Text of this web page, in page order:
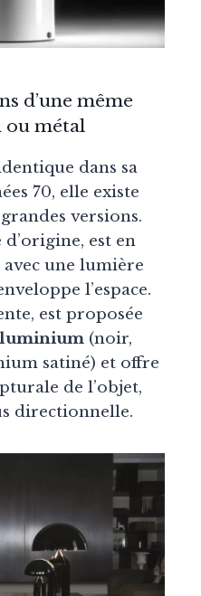
d’une même
ou métal
dans sa
70, elle existe
versions.
est en
avec une lumière
l’espace.
est proposée
(noir,
satiné) et offre
de l’objet,
directionnelle.